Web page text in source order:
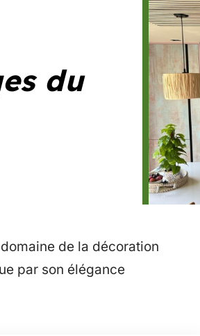
du
de la décoration
par son élégance